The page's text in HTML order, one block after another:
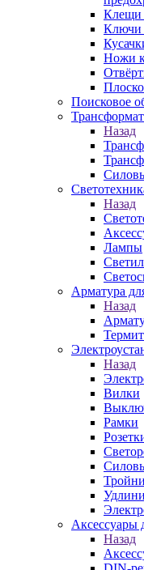
Клещи
Ключи
Ножи
Поисковое
Назад
Назад
Лампы
Арматура
Назад
Назад
Вилки
Рамки
Аксессуары
Назад